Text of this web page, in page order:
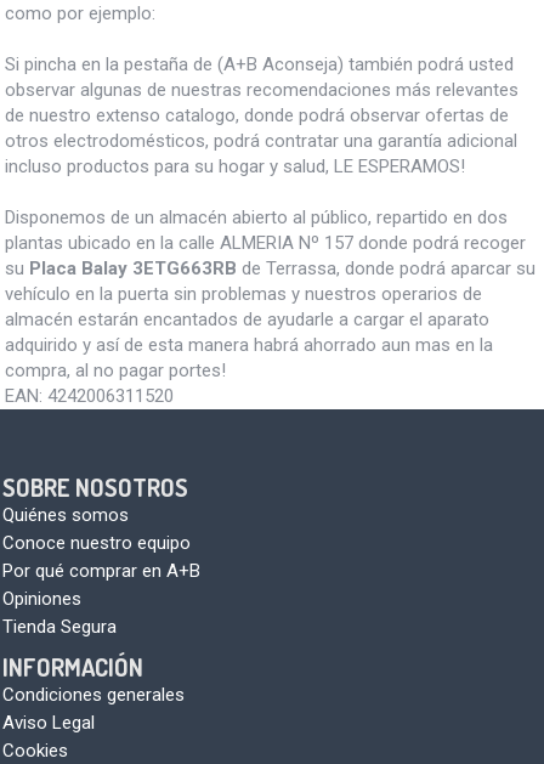
como por ejemplo:
Si pincha en la pestaña de (A+B Aconseja) también podrá usted
observar algunas de nuestras recomendaciones más relevantes
de nuestro extenso catalogo, donde podrá observar ofertas de
otros electrodomésticos, podrá contratar una garantía adicional
incluso productos para su hogar y salud, LE ESPERAMOS!
Disponemos de un almacén abierto al público, repartido en dos
plantas ubicado en la calle ALMERIA Nº 157 donde podrá recoger
su Placa Balay 3ETG663RB de Terrassa, donde podrá aparcar su
vehículo en la puerta sin problemas y nuestros operarios de
almacén estarán encantados de ayudarle a cargar el aparato
adquirido y así de esta manera habrá ahorrado aun mas en la
compra, al no pagar portes!
EAN: 4242006311520
SOBRE NOSOTROS
Quiénes somos
Conoce nuestro equipo
Por qué comprar en A+B
Opiniones
Tienda Segura
INFORMACIÓN
Condiciones generales
Aviso Legal
Cookies